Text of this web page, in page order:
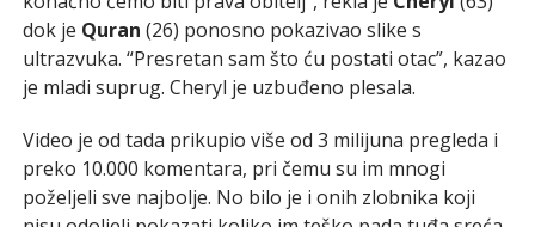
dok je Quran (26) ponosno pokazivao slike s
ultrazvuka. “Presretan sam što ću postati otac”, kazao
je mladi suprug. Cheryl je uzbuđeno plesala.
Video je od tada prikupio više od 3 milijuna pregleda i
preko 10.000 komentara, pri čemu su im mnogi
poželjeli sve najbolje. No bilo je i onih zlobnika koji